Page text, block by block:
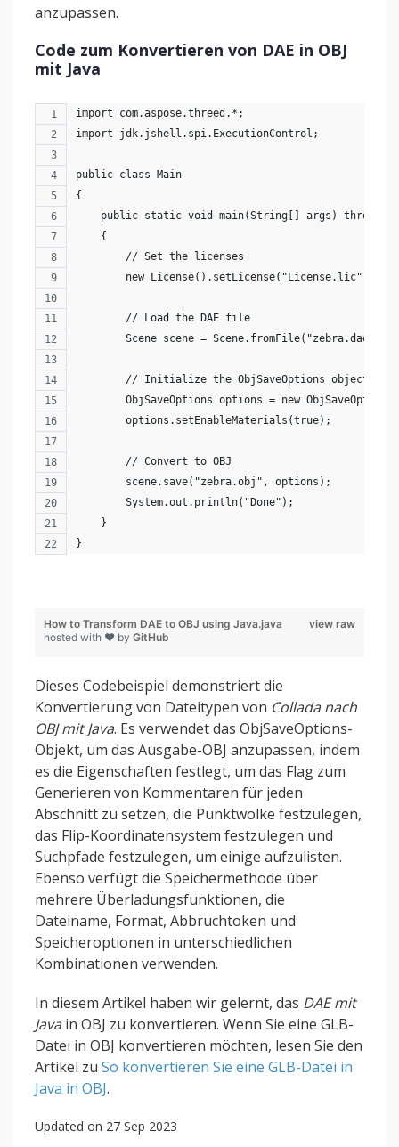
anzupassen.
Code zum Konvertieren von DAE in OBJ
mit Java
import com.aspose.threed.*;
import jdk.jshell.spi.ExecutionControl;
public class Main
{
public static void main(String[] args) throws
    {
        // Set the licenses
        new License().setLicense("License.lic");
        // Load the DAE file
        Scene scene = Scene.fromFile("zebra.dae");
        // Initialize the ObjSaveOptions object
ObjSaveOptions options = new
        options.setEnableMaterials(true);
        // Convert to OBJ
        scene.save("zebra.obj", options);
        System.out.println("Done");
    }
}
view raw
How to Transform DAE to OBJ using Java.java
hosted with ❤ by GitHub
Dieses Codebeispiel demonstriert die
Konvertierung von Dateitypen von Collada nach
OBJ mit Java. Es verwendet das ObjSaveOptions-
Objekt, um das Ausgabe-OBJ anzupassen, indem
es die Eigenschaften festlegt, um das Flag zum
Generieren von Kommentaren für jeden
Abschnitt zu setzen, die Punktwolke festzulegen,
das Flip-Koordinatensystem festzulegen und
Suchpfade festzulegen, um einige aufzulisten.
Ebenso verfügt die Speichermethode über
mehrere Überladungsfunktionen, die
Dateiname, Format, Abbruchtoken und
Speicheroptionen in unterschiedlichen
Kombinationen verwenden.
In diesem Artikel haben wir gelernt, das DAE mit
Javain OBJ zu konvertieren. Wenn Sie eine GLB-
Datei in OBJ konvertieren möchten, lesen Sie den
Artikel zu So konvertieren Sie eine GLB-Datei in
Java in OBJ.
Updated on 27 Sep 2023